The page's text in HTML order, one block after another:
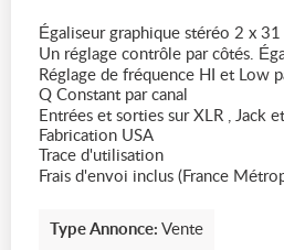
Égaliseur graphique stéréo 2 x 31
Un réglage contrôle par côtés.
Réglage de fréquence HI et Low
Q Constant par canal
Entrées et sorties sur XLR , Jack
Fabrication USA
Trace d'utilisation
Frais d'envoi inclus (France
Type Annonce: Vente